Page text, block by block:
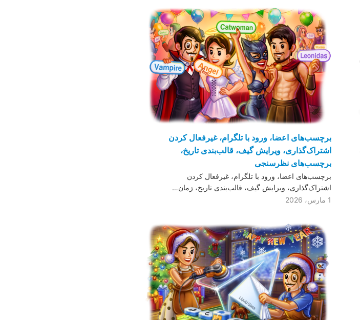
برچسب‌های اعضا، ورود با تلگرام، غیرفعال کردن
اشتراک‌گذاری، ویرایش گیف، قالب‌بندی تاریخ،
برچسب‌های نظرسنجی
برچسب‌های اعضا، ورود با تلگرام، غیرفعال کردن
اشتراک‌گذاری، ویرایش گیف، قالب‌بندی تاریخ، زمان…
1 مارس، 2026